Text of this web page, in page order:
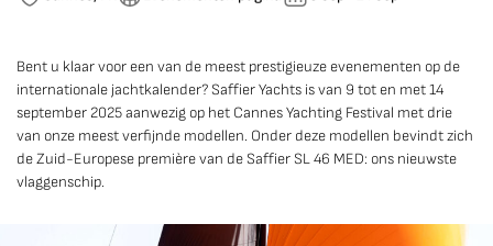
Bent u klaar voor een van de meest prestigieuze evenementen op de
internationale jachtkalender? Saffier Yachts is van 9 tot en met 14
september 2025 aanwezig op het Cannes Yachting Festival met drie
van onze meest verfijnde modellen. Onder deze modellen bevindt zich
de Zuid-Europese première van de Saffier SL 46 MED: ons nieuwste
vlaggenschip.